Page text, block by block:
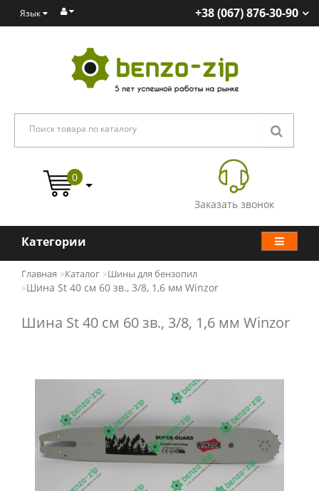
Язык +38 (067) 876-30-90
Заказать звонок
0
Категории
Главная Каталог Шины для бензопил
Шина St 40 см 60 зв., 3/8, 1,6 мм Winzor
Шина St 40 см 60 зв., 3/8, 1,6 мм Winzor